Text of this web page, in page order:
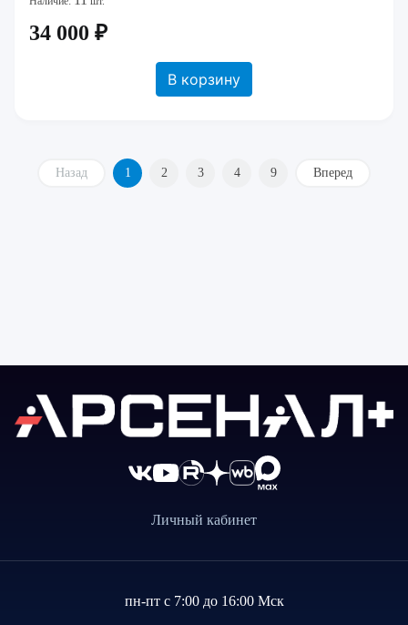
34 000 ₽
В корзину
Назад 1 2 3 4 9 Вперед
Личный кабинет
пн-пт с 7:00 до 16:00 Мск